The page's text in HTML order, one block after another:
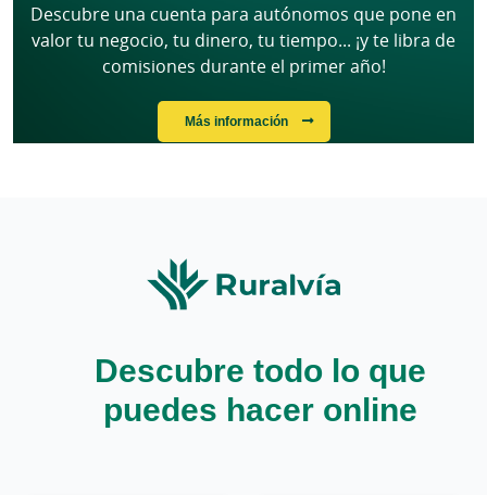
Descubre una cuenta para autónomos que pone en
valor tu negocio, tu dinero, tu tiempo... ¡y te libra de
comisiones durante el primer año!
Más información
Descubre todo lo que
puedes hacer online